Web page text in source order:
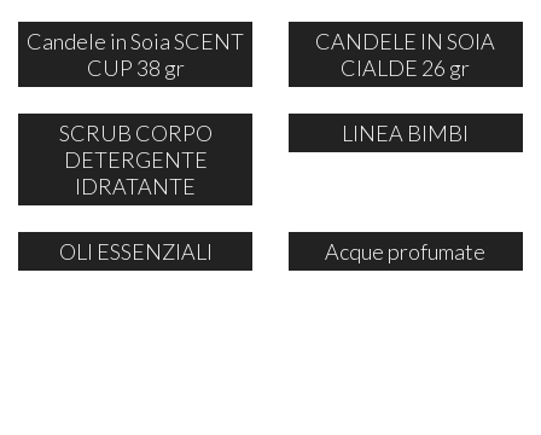
Candele in Soia SCENT
CUP 38 gr
CANDELE IN SOIA
CIALDE 26 gr
SCRUB CORPO
DETERGENTE
IDRATANTE
LINEA BIMBI
OLI ESSENZIALI Acque profumate